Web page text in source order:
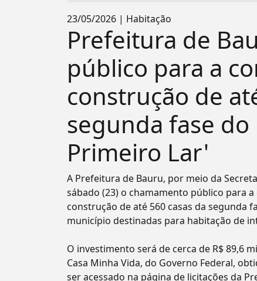
23/05/2026 | Habitação
Prefeitura de
público para a
construção de
segunda fase do
Primeiro Lar'
A Prefeitura de Bauru, por meio da
sábado (23) o chamamento público para
construção de até 560 casas da segunda
município destinadas para habitação de
O investimento será de cerca de R$ 89,6
Casa Minha Vida, do Governo Federal,
ser acessado na página de licitações da